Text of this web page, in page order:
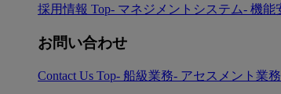
採用情報 Top- マネジメントシステム- 機能
お問い合わせ
Contact Us Top- 船級業務- アセスメント業務